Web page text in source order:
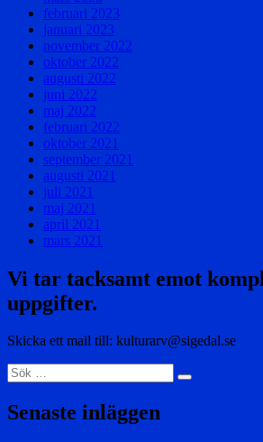
februari 2023
januari 2023
november 2022
oktober 2022
augusti 2022
juni 2022
maj 2022
februari 2022
oktober 2021
september 2021
augusti 2021
juli 2021
maj 2021
april 2021
mars 2021
Vi tar tacksamt emot
uppgifter.
Skicka ett mail till: kulturarv@sigedal.se
Sök
efter:
Sök
Senaste inläggen